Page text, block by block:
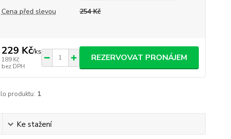
Cena před slevou 254 Kč
229 Kč/ks
189 Kč
bez DPH
REZERVOVAT PRONÁJEM
produktu: 1
Ke stažení